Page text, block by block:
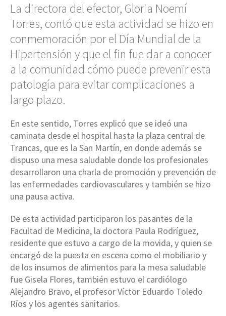
La directora del efector, Gloria Noemí
Torres, contó que esta actividad se hizo en
conmemoración por el Día Mundial de la
Hipertensión y que el fin fue dar a conocer
a la comunidad cómo puede prevenir esta
patología para evitar complicaciones a
largo plazo.
En este sentido, Torres explicó que se ideó una
caminata desde el hospital hasta la plaza central de
Trancas, que es la San Martín, en donde además se
dispuso una mesa saludable donde los profesionales
desarrollaron una charla de promoción y prevención de
las enfermedades cardiovasculares y también se hizo
una pausa activa.
De esta actividad participaron los pasantes de la
Facultad de Medicina, la doctora Paula Rodríguez,
residente que estuvo a cargo de la movida, y quien se
encargó de la puesta en escena como el mobiliario y
de los insumos de alimentos para la mesa saludable
fue Gisela Flores, también estuvo el cardiólogo
Alejandro Bravo, el profesor Víctor Eduardo Toledo
Ríos y los agentes sanitarios.